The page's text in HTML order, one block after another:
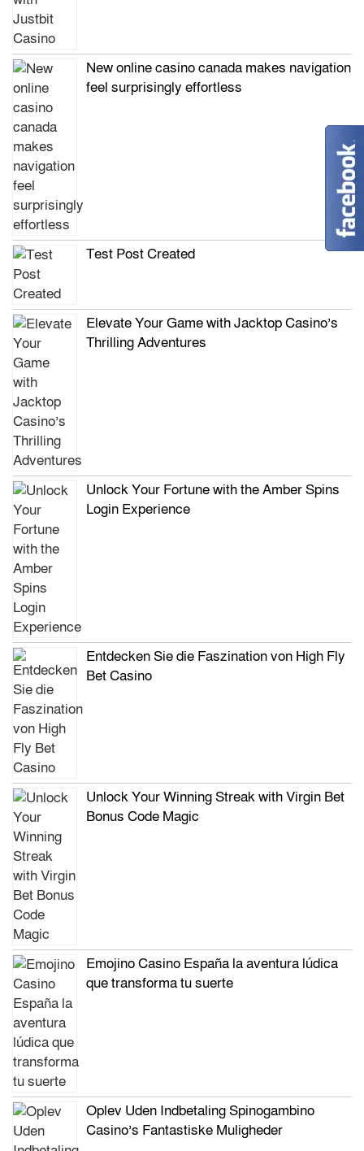
New online casino canada makes navigation
feel surprisingly effortless
Test Post Created
Elevate Your Game with Jacktop Casino’s
Thrilling Adventures
Unlock Your Fortune with the Amber Spins
Login Experience
Entdecken Sie die Faszination von High Fly
Bet Casino
Unlock Your Winning Streak with Virgin Bet
Bonus Code Magic
Emojino Casino España la aventura lúdica
que transforma tu suerte
Oplev Uden Indbetaling Spinogambino
Casino’s Fantastiske Muligheder